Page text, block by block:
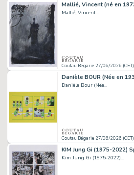
Mallié, Vincent...
Coutau Bégarie 27/06/2026 (CET)
Danièle Bour (Née...
Coutau Bégarie 27/06/2026 (CET)
Kim Jung Gi (1975-2022)...